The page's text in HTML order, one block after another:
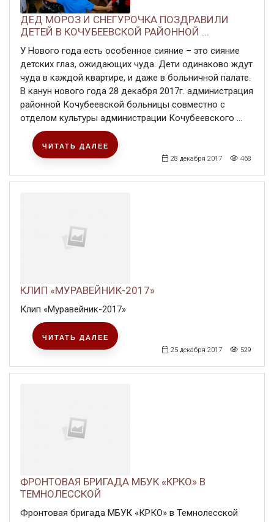
ДЕД МОРОЗ И СНЕГУРОЧКА ПОЗДРАВИЛИ
ДЕТЕЙ В КОЧУБЕЕВСКОЙ РАЙОННОЙ ...
У Нового года есть особенное сияние – это сияние
детских глаз, ожидающих чуда. Дети одинаково ждут
чуда в каждой квартире, и даже в больничной палате.
В канун нового года 28 декабря 2017г. администрация
районной Кочубеевской больницы совместно с
отделом культуры администрации Кочубеевского ...
28 декабря 2017 468
ЧИТАТЬ ДАЛЕЕ
КЛИП «МУРАВЕЙНИК-2017»
Клип «Муравейник-2017»
25 декабря 2017 529
ЧИТАТЬ ДАЛЕЕ
ФРОНТОВАЯ БРИГАДА МБУК «КРКО» В
ТЕМНОЛЕССКОЙ
Фронтовая бригада МБУК «КРКО» в Темнолесской